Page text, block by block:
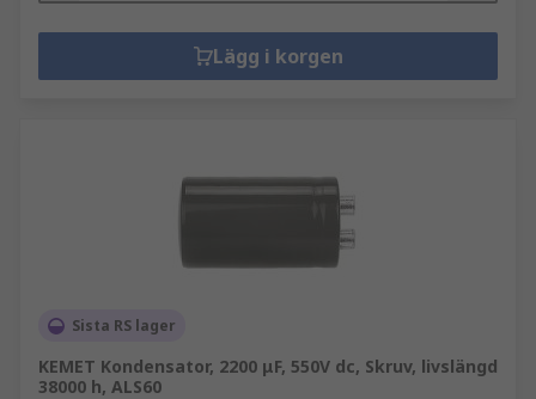
Lägg i korgen
Sista RS lager
KEMET Kondensator, 2200 μF, 550V dc, Skruv, livslängd
38000 h, ALS60